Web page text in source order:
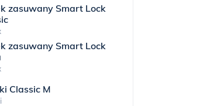
zasuwany Smart Lock
zasuwany Smart Lock
Classic M